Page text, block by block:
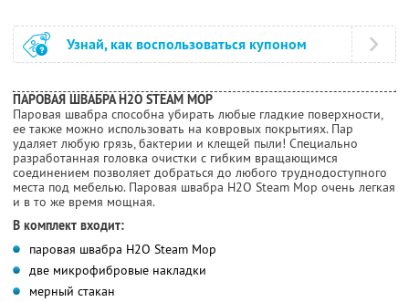
Узнай, как воспользоваться купоном
ПАРОВАЯ ШВАБРА Н2О STEAM MOP
Паровая швабра способна убирать любые гладкие поверхности,
ее также можно использовать на ковровых покрытиях. Пар
удаляет любую грязь, бактерии и клещей пыли! Специально
разработанная головка очистки с гибким вращающимся
соединением позволяет добраться до любого труднодоступного
места под мебелью. Паровая швабра H2O Steam Mop очень легкая
и в то же время мощная.
В комплект входит:
паровая швабра H2O Steam Mop
две микрофибровые накладки
мерный стакан